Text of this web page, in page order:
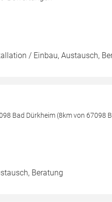
/ Einbau, Austausch,
Bad Dürkheim (8km von 67098
Beratung